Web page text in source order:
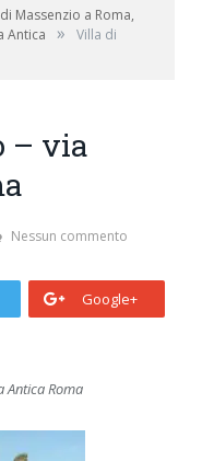
Massenzio a Roma,
Antica
»
Villa di
– via
Nessun commento
Google+
Antica Roma